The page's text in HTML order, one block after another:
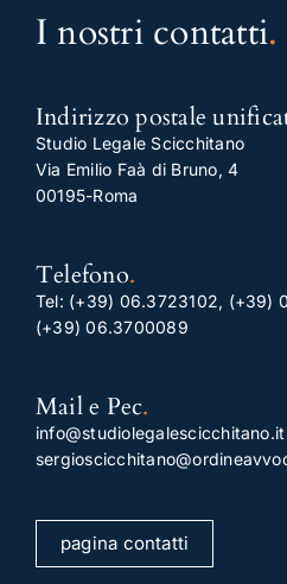
I nostri contatti.
Indirizzo postale
Studio Legale Scicchitano
Via Emilio Faà di Bruno, 4
00195-Roma
Telefono.
Tel: (+39) 06.3723102, (+39)
(+39) 06.3700089
Mail e Pec.
info@studiolegalescicchitano.it
pagina contatti